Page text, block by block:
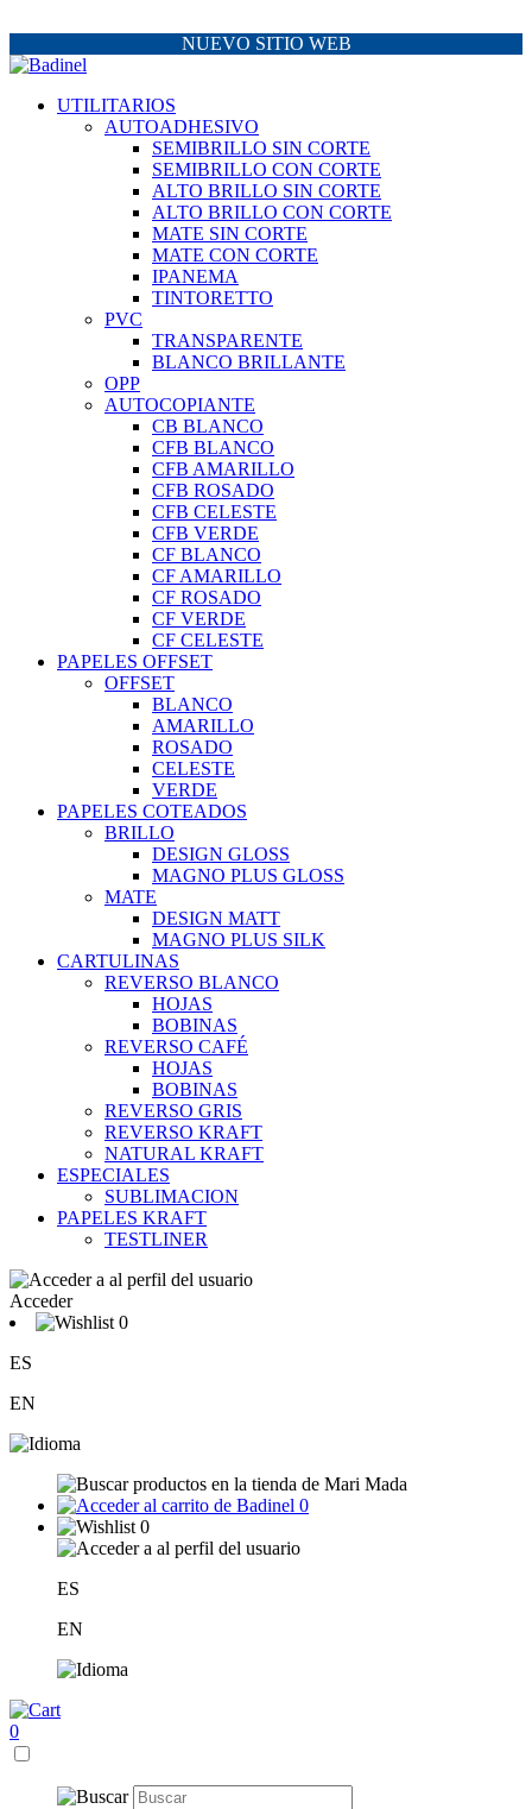
NUEVO SITIO WEB
UTILITARIOS
AUTOADHESIVO
SEMIBRILLO SIN CORTE
SEMIBRILLO CON CORTE
ALTO BRILLO SIN CORTE
ALTO BRILLO CON CORTE
MATE SIN CORTE
MATE CON CORTE
IPANEMA
TINTORETTO
PVC
TRANSPARENTE
BLANCO BRILLANTE
OPP
AUTOCOPIANTE
CB BLANCO
CFB BLANCO
CFB AMARILLO
CFB ROSADO
CFB CELESTE
CFB VERDE
CF BLANCO
CF AMARILLO
CF ROSADO
CF VERDE
CF CELESTE
PAPELES OFFSET
OFFSET
BLANCO
AMARILLO
ROSADO
CELESTE
VERDE
PAPELES COTEADOS
BRILLO
DESIGN GLOSS
MAGNO PLUS GLOSS
MATE
DESIGN MATT
MAGNO PLUS SILK
CARTULINAS
REVERSO BLANCO
HOJAS
BOBINAS
REVERSO CAFÉ
HOJAS
BOBINAS
REVERSO GRIS
REVERSO KRAFT
NATURAL KRAFT
ESPECIALES
SUBLIMACION
PAPELES KRAFT
TESTLINER
Acceder
0
ES
EN
0
0
ES
EN
0